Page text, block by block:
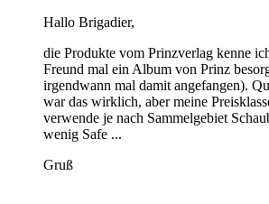
Hallo Brigadier,
die Produkte vom Prinzverlag kenne
Freund mal ein Album von Prinz
irgendwann mal damit angefangen).
war das wirklich, aber meine
verwende je nach Sammelgebiet
wenig Safe ...
Gruß